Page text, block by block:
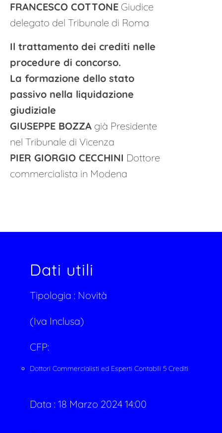
FRANCESCO COTTONE Giudice
delegato del Tribunale di Roma
Il trattamento dei crediti nelle
procedure di concorso.
La formazione dello stato
passivo nella liquidazione
giudiziale
GIUSEPPE BOZZA già Presidente
nel Tribunale di Vicenza
PIER GIORGIO CECCHINI Dottore
commercialista in Modena
Dati utili
Tipologia : Novità
(Iva Inclusa)
CFP:
Dottori Commercialisti ed Esperti Contabili 5 Crediti
Data : 18 Marzo 2024 14:00